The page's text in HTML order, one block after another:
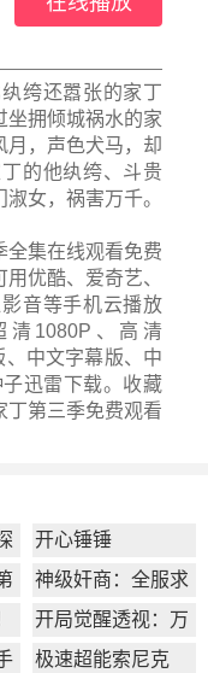
绔还嚣张的家丁
坐拥倾城祸水的家
月，声色犬马，却
的他纨绔、斗贵
女，祸害万千。
全集在线观看免费
优酷、爱奇艺、
音等手机云播放
1080P、高清
中文字幕版、中
迅雷下载。收藏
丁第三季免费观看
开心锤锤
神级奸商：全服求
我别薅了
开局觉醒透视：万
物皆透,我即无敌
极速超能索尼克